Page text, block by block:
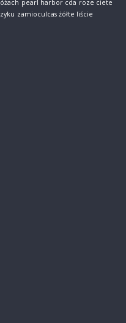
pearl harbor cda roze ciete
zamioculcas żółte liście